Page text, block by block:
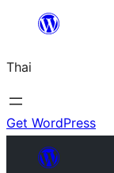
ยัง
เนื้อหา
Thai
Get WordPress